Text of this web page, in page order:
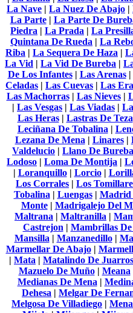
La Nave | La Nuez De Abajo |
La Parte| La Parte De
Piedra | La Prada | La
Quintana De Rueda | La
Riba | La Sequera De Haza |
La Vid | La Vid De Bureba |
De Los Infantes| Las Arenas|
Celadas | Las Cuevas | Las
Las Machorras| Las Nieves|
| Las Vesgas | Las Viadas |
Las Heras| Lastras De Teza
Leciñana De Tobalina|
Lezana De Mena| Linares|
Valdelucio | Llano De Bureba
Lodoso | Loma De Montija |
| Loranquillo| Lorcio|
Los Corrales | Los
Tobalina| Luengas| Madrid
Monte| Madrigalejo Del
Maltrana | Maltranilla |
Castrejon| Mambrillas
Mansilla| Manzanedillo|
Marmellar De Abajo|
| Mata | Matalindo De Juarros
Mazuelo De Muño| Meana
Medianas De Mena|
Dehesa | Melgar De
Melgosa De Villadiego |